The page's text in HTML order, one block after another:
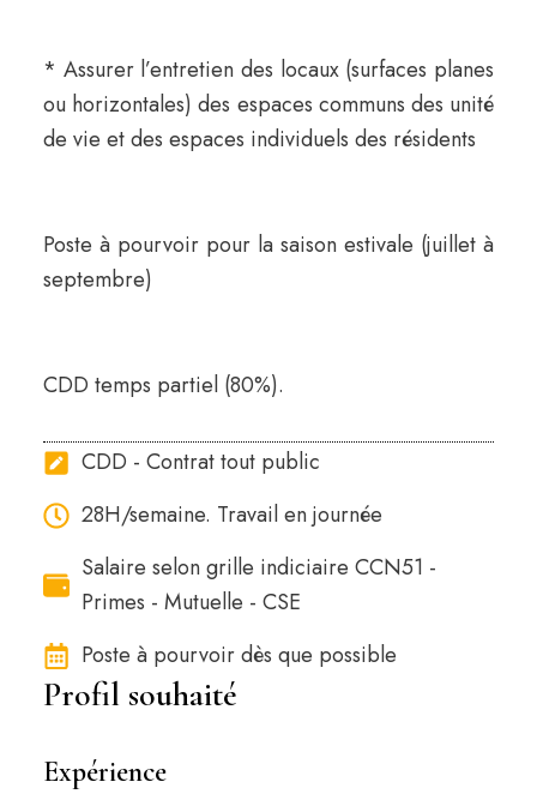
* Assurer l’entretien des locaux (surfaces planes
ou horizontales) des espaces communs des unité
de vie et des espaces individuels des résidents
Poste à pourvoir pour la saison estivale (juillet à
septembre)
CDD temps partiel (80%).
CDD - Contrat tout public
28H/semaine. Travail en journée
Salaire selon grille indiciaire CCN51 -
Primes - Mutuelle - CSE
Poste à pourvoir dès que possible
Profil souhaité
Expérience